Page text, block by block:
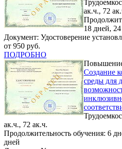
ак.ч., 72
18 дней,
Документ: Удостоверение
от 950 руб.
ПОДРОБНО
Создание
среды для
ак.ч., 72 ак.ч.
Продолжительность обучения: 6
дней